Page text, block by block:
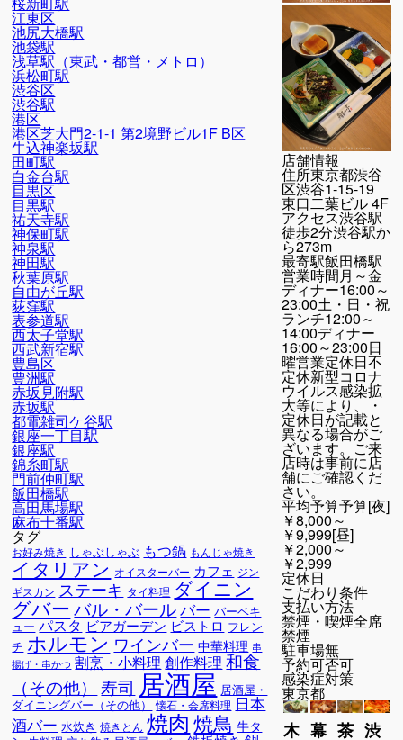
江東区
池尻大橋駅
池袋駅
浅草駅（東武・都営・メトロ）
浜松町駅
渋谷区
渋谷駅
港区
港区芝大門2-1-1 第2境野ビル1F B区
牛込神楽坂駅
田町駅
白金台駅
目黒区
目黒駅
祐天寺駅
神保町駅
神泉駅
神田駅
秋葉原駅
自由が丘駅
荻窪駅
表参道駅
西太子堂駅
西武新宿駅
豊島区
豊洲駅
赤坂見附駅
赤坂駅
都電雑司ケ谷駅
銀座一丁目駅
銀座駅
錦糸町駅
門前仲町駅
飯田橋駅
高田馬場駅
麻布十番駅
タグ
お好み焼き しゃぶしゃぶ もつ鍋 もんじゃ焼き
イタリアン オイスターバー カフェ ジン
ギスカン ステーキ タイ料理 ダイニン
グバーバル・バールバー バーベキ
ュー パスタ ビアガーデン ビストロ フレン
チ ホルモン ワインバー 中華料理 串
揚げ・串かつ 割烹・小料理 創作料理 和食
（その他）
寿司 居酒屋 居酒屋・
ダイニングバー（その他）
懐石・会席料理 日本
酒バー 水炊き 焼きとん 焼肉焼鳥 牛タ
店舗情報
住所東京都渋谷
区渋谷1-15-19
東口二葉ビル 4F
アクセス渋谷駅
徒歩2分渋谷駅か
ら273m
最寄駅飯田橋駅
営業時間月～金
ディナー16:00～
23:00土・日・祝
ランチ12:00～
14:00ディナー
16:00～23:00日
曜営業定休日不
定休新型コロナ
ウイルス感染拡
大等により、・
定休日が記載と
異なる場合がご
ざいます。ご来
店時は事前に店
舗にご確認くだ
さい。
平均予算予算[夜]
￥8,000～
￥9,999[昼]
￥2,000～
￥2,999
定休日
こだわり条件
支払い方法
禁煙・喫煙全席
禁煙
駐車場無
予約可否可
感染症対策
東京都
木 幕 茶 渋